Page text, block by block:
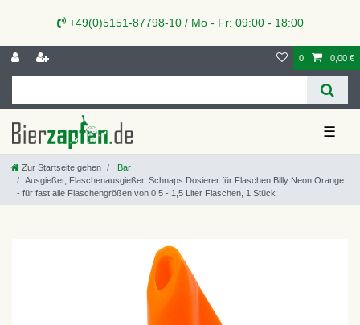
+49(0)5151-87798-10 / Mo - Fr: 09:00 - 18:00
0 0,00 €
☰
Zur Startseite gehen
Bar
Ausgießer, Flaschenausgießer, Schnaps Dosierer für Flaschen Billy Neon Orange
- für fast alle Flaschengrößen von 0,5 - 1,5 Liter Flaschen, 1 Stück